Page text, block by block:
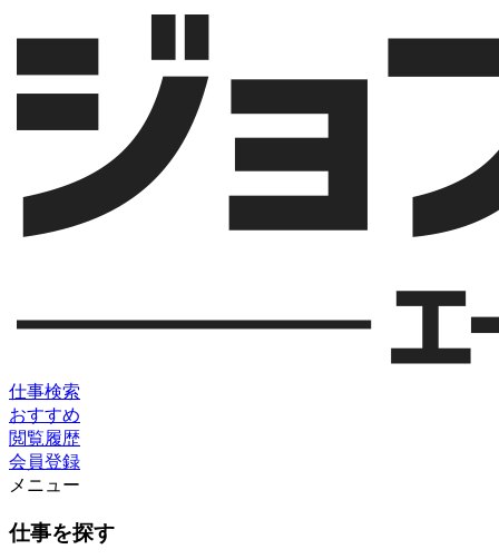
仕事検索
おすすめ
閲覧履歴
会員登録
メニュー
仕事を探す